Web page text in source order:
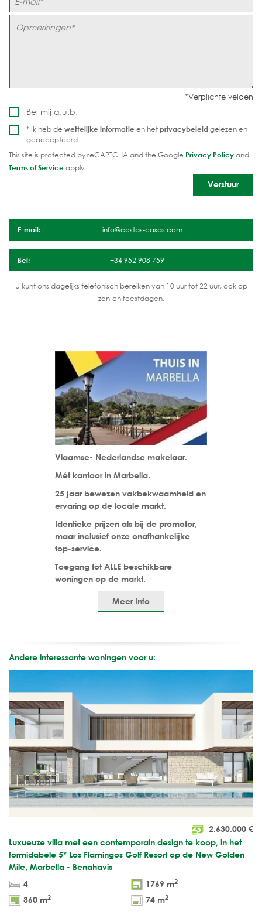
Bel mij a.u.b.
* Ik heb de wettelijke informatie en hetprivacybeleid gelezen en
geaccepteerd
This site is protected by reCAPTCHA and the Google Privacy Policyand
Terms of Serviceapply.
E-mail: info@costas-casas.com
Bel: +34 952 908 759
U kunt ons dagelijks telefonisch bereiken van 10 uur tot 22 uur, ook op
zon-en feestdagen.
Vlaamse- Nederlandse makelaar.
Mét kantoor in Marbella.
25 jaar bewezen vakbekwaamheid en
ervaring op de locale markt.
Identieke prijzen als bij de promotor,
maar inclusief onze onafhankelijke
top-service.
Toegang tot ALLE beschikbare
woningen op de markt.
Meer Info
Andere interessante woningen voor u:
2.630.000 €
Luxueuze villa met een contemporain design te koop, in het
formidabele 5* Los Flamingos Golf Resort op de New Golden
Mile, Marbella - Benahavis
4
1769 m2
360 m2 74 m2